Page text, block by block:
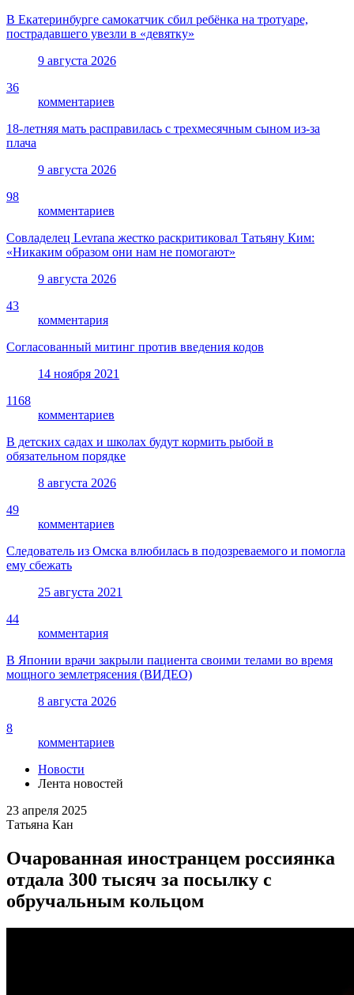
В Екатеринбурге самокатчик сбил ребёнка на тротуаре,
пострадавшего увезли в «девятку»
9 августа 2026
36
комментариев
18-летняя мать расправилась с трехмесячным сыном из-за
плача
9 августа 2026
98
комментариев
Совладелец Levrana жестко раскритиковал Татьяну Ким:
«Никаким образом они нам не помогают»
9 августа 2026
43
комментария
Согласованный митинг против введения кодов
14 ноября 2021
1168
комментариев
В детских садах и школах будут кормить рыбой в
обязательном порядке
8 августа 2026
49
комментариев
Следователь из Омска влюбилась в подозреваемого и помогла
ему сбежать
25 августа 2021
44
комментария
В Японии врачи закрыли пациента своими телами во время
мощного землетрясения (ВИДЕО)
8 августа 2026
8
комментариев
Новости
Лента новостей
23 апреля 2025
Татьяна Кан
Очарованная иностранцем россиянка
отдала 300 тысяч за посылку с
обручальным кольцом